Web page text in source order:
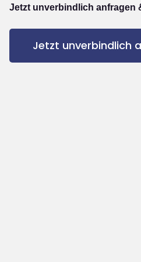
Jetzt unverbindlich anfragen
Jetzt unverbindlich